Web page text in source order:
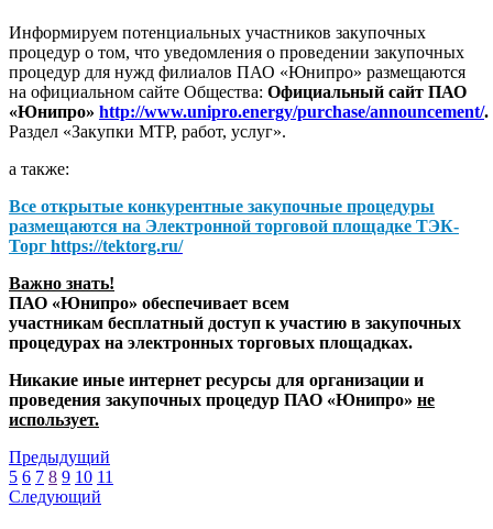
Информируем потенциальных участников закупочных
процедур о том, что уведомления о проведении закупочных
процедур для нужд филиалов ПАО «Юнипро» размещаются
на официальном сайте Общества: Официальный сайт ПАО
«Юнипро» http://www.unipro.energy/purchase/announcement/.
Раздел «Закупки МТР, работ, услуг».
а также:
Все открытые конкурентные закупочные процедуры
размещаются на Электронной торговой площадке ТЭК-
Торг https://tektorg.ru/
Важно знать!
ПАО «Юнипро» обеспечивает всем
участникам бесплатный доступ к участию в закупочных
процедурах на электронных торговых площадках.
Никакие иные интернет ресурсы для организации и
проведения закупочных процедур ПАО «Юнипро» не
использует.
Предыдущий
5 6 7 8 9 10 11
Следующий